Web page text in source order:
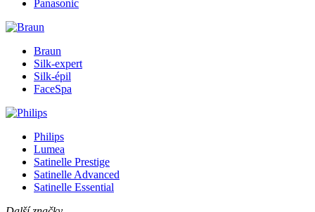
Panasonic
Braun
Silk-expert
Silk-épil
FaceSpa
Philips
Lumea
Satinelle Prestige
Satinelle Advanced
Satinelle Essential